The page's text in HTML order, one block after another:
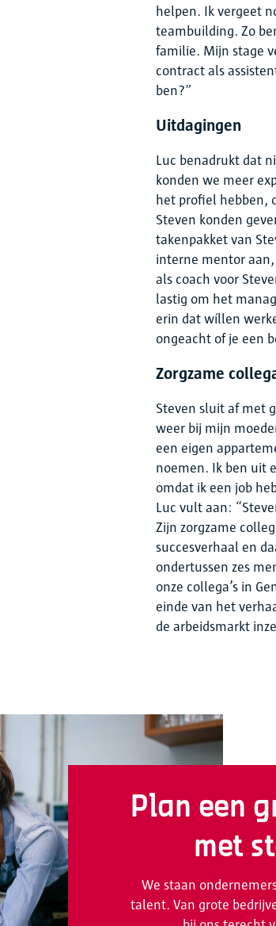
We staan
talent. Van grote
Plan een
met
helpen. Ik vergeet
teambuilding. Zo
familie. Mijn stage
contract als
ben?”
Uitdagingen
Luc benadrukt dat
konden we meer
het profiel hebben,
Steven konden
takenpakket van
interne mentor
als coach voor
lastig om het
erin dat wíllen
ongeacht of je een
Zorgzame
Steven sluit af met
weer bij mijn
een eigen
noemen. Ik ben uit
omdat ik een job
Luc vult aan:
Zijn zorgzame
succesverhaal en
ondertussen zes
onze collega’s in
einde van het
de arbeidsmarkt